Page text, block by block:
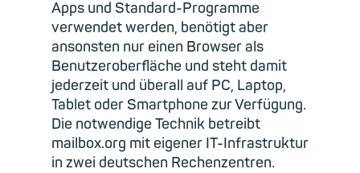
Apps und Standard-Programme
verwendet werden, benötigt aber
ansonsten nur einen Browser als
Benutzeroberfläche und steht damit
jederzeit und überall auf PC, Laptop,
Tablet oder Smartphone zur Verfügung.
Die notwendige Technik betreibt
mailbox.org mit eigener IT-Infrastruktur
in zwei deutschen Rechenzentren.